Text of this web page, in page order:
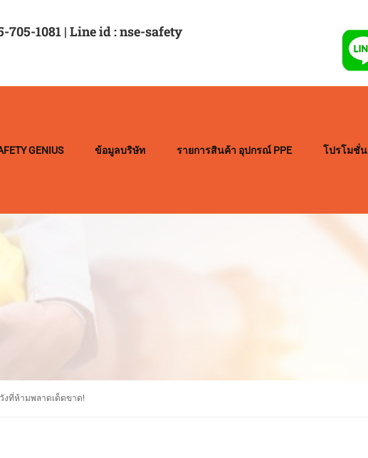
705-1081 | Line id : nse-safety
GENIUS ข้อมูลบริษัท รายการสินค้า อุปกรณ์ PPE โปรโมชั่น
งที่ห้ามพลาดเด็ดขาด!